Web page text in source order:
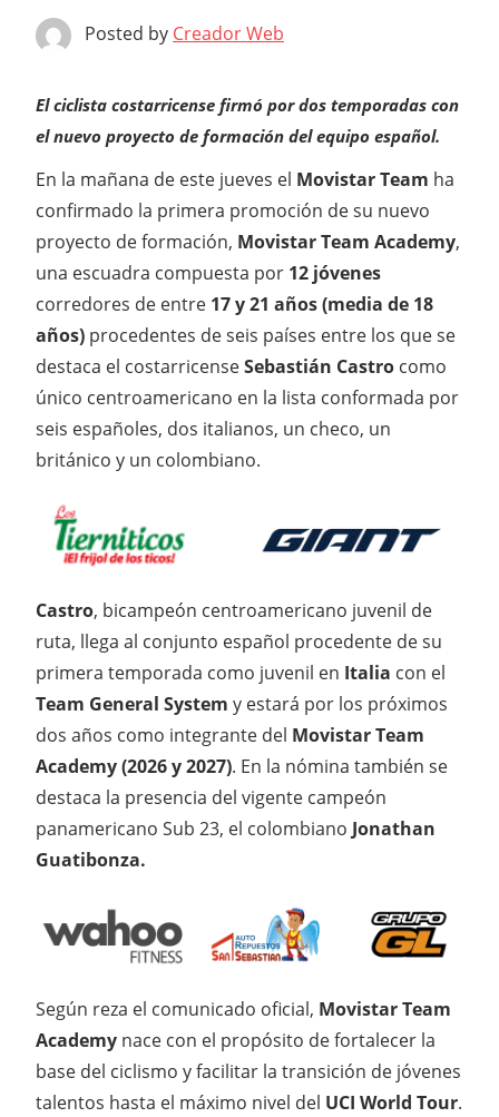
Posted by Creador Web
El ciclista costarricense firmó por dos temporadas con
el nuevo proyecto de formación del equipo español.
En la mañana de este jueves el Movistar Team ha
confirmado la primera promoción de su nuevo
proyecto de formación, Movistar Team Academy,
una escuadra compuesta por 12 jóvenes
corredores de entre 17 y 21 años (media de 18
años) procedentes de seis países entre los que se
destaca el costarricenseSebastián Castro como
único centroamericano en la lista conformada por
seis españoles, dos italianos, un checo, un
británico y un colombiano.
Castro, bicampeón centroamericano juvenil de
ruta, llega al conjunto español procedente de su
primera temporada como juvenil en Italia con el
Team General System y estará por los próximos
dos años como integrante del Movistar Team
Academy(2026 y 2027). En la nómina también se
destaca la presencia del vigente campeón
panamericano Sub 23, el colombiano Jonathan
Guatibonza.
Según reza el comunicado oficial, Movistar Team
Academy nace con el propósito de fortalecer la
base del ciclismo y facilitar la transición de jóvenes
talentos hasta el máximo nivel del UCI World Tour.